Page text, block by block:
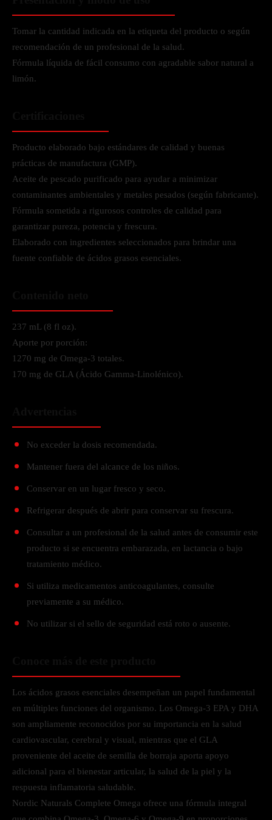
Tomar la cantidad indicada en la etiqueta del producto o según
recomendación de un profesional de la salud.
Fórmula líquida de fácil consumo con agradable sabor natural a
limón.
Producto elaborado bajo estándares de calidad y buenas
prácticas de manufactura (GMP).
Aceite de pescado purificado para ayudar a minimizar
contaminantes ambientales y metales pesados (según fabricante).
Fórmula sometida a rigurosos controles de calidad para
garantizar pureza, potencia y frescura.
Elaborado con ingredientes seleccionados para brindar una
fuente confiable de ácidos grasos esenciales.
237 mL (8 fl oz).
Aporte por porción:
1270 mg de Omega-3 totales.
170 mg de GLA (Ácido Gamma-Linolénico).
No exceder la dosis recomendada.
Mantener fuera del alcance de los niños.
Conservar en un lugar fresco y seco.
Refrigerar después de abrir para conservar su frescura.
Consultar a un profesional de la salud antes de consumir este
producto si se encuentra embarazada, en lactancia o bajo
tratamiento médico.
Si utiliza medicamentos anticoagulantes, consulte
previamente a su médico.
No utilizar si el sello de seguridad está roto o ausente.
Los ácidos grasos esenciales desempeñan un papel fundamental
en múltiples funciones del organismo. Los Omega-3 EPA y DHA
son ampliamente reconocidos por su importancia en la salud
cardiovascular, cerebral y visual, mientras que el GLA
proveniente del aceite de semilla de borraja aporta apoyo
adicional para el bienestar articular, la salud de la piel y la
respuesta inflamatoria saludable.
Nordic Naturals Complete Omega ofrece una fórmula integral